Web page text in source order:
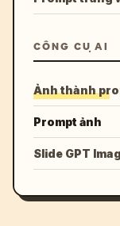
CÔNG CỤ AI
Ảnh thành
Prompt ảnh
Slide GPT